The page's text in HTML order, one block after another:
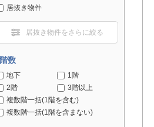
居抜き物件
居抜き物件をさらに絞る
階数
地下
1階
2階
3階以上
複数階一括(1階を含む)
複数階一括(1階を含まない)